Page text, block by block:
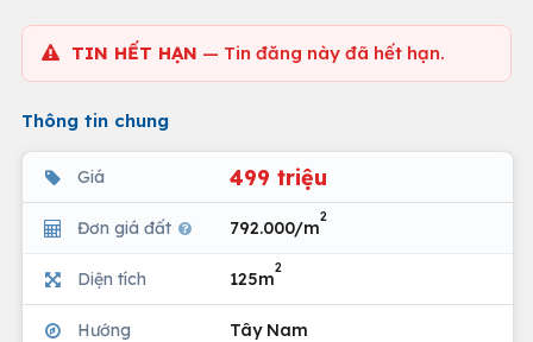
TIN HẾT HẠN — Tin đăng này đã hết hạn.
Thông tin chung
Giá 499 triệu
Đơn giá đất 792.000/m
2
Diện tích 125m
2
Hướng Tây Nam